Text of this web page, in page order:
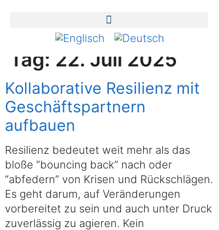
Tag: 22. Juli 2025
Kollaborative Resilienz mit
Geschäftspartnern
aufbauen
Resilienz bedeutet weit mehr als das
bloße “bouncing back” nach oder
“abfedern” von Krisen und Rückschlägen.
Es geht darum, auf Veränderungen
vorbereitet zu sein und auch unter Druck
zuverlässig zu agieren. Kein